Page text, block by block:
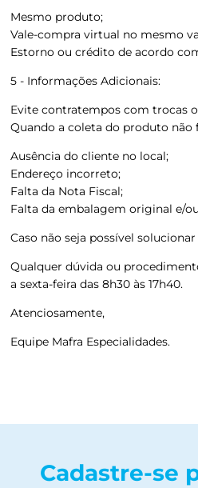
Mesmo produto;
Vale-compra virtual no mesmo
Estorno ou crédito de acordo
5 - Informações Adicionais:
Evite contratempos com trocas
Quando a coleta do produto
Ausência do cliente no local;
Endereço incorreto;
Falta da Nota Fiscal;
Falta da embalagem original e/
Caso não seja possível
Qualquer dúvida ou
a sexta-feira das 8h30 às 17h40.
Atenciosamente,
Equipe Mafra Especialidades.
Cadastre-se